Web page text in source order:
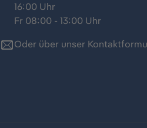
16:00 Uhr
Fr 08:00 - 13:00 Uhr
Oder über unser